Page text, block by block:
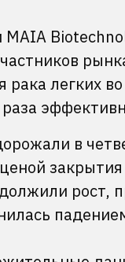
легких
в
рост,